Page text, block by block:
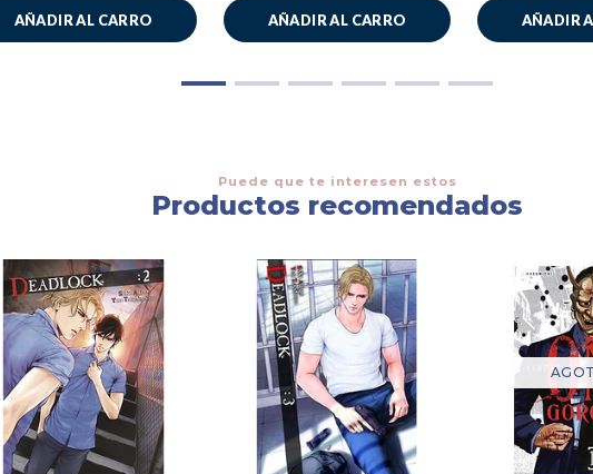
AÑADIR AL CARRO AÑADIR AL CARRO AÑADIR
Puede que te interesen estos
Productos recomendados